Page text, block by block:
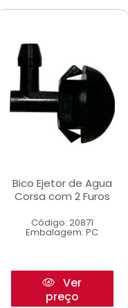
Bico Ejetor de Agua
Corsa com 2 Furos
Código: 20871
Embalagem: PC
Ver
preço